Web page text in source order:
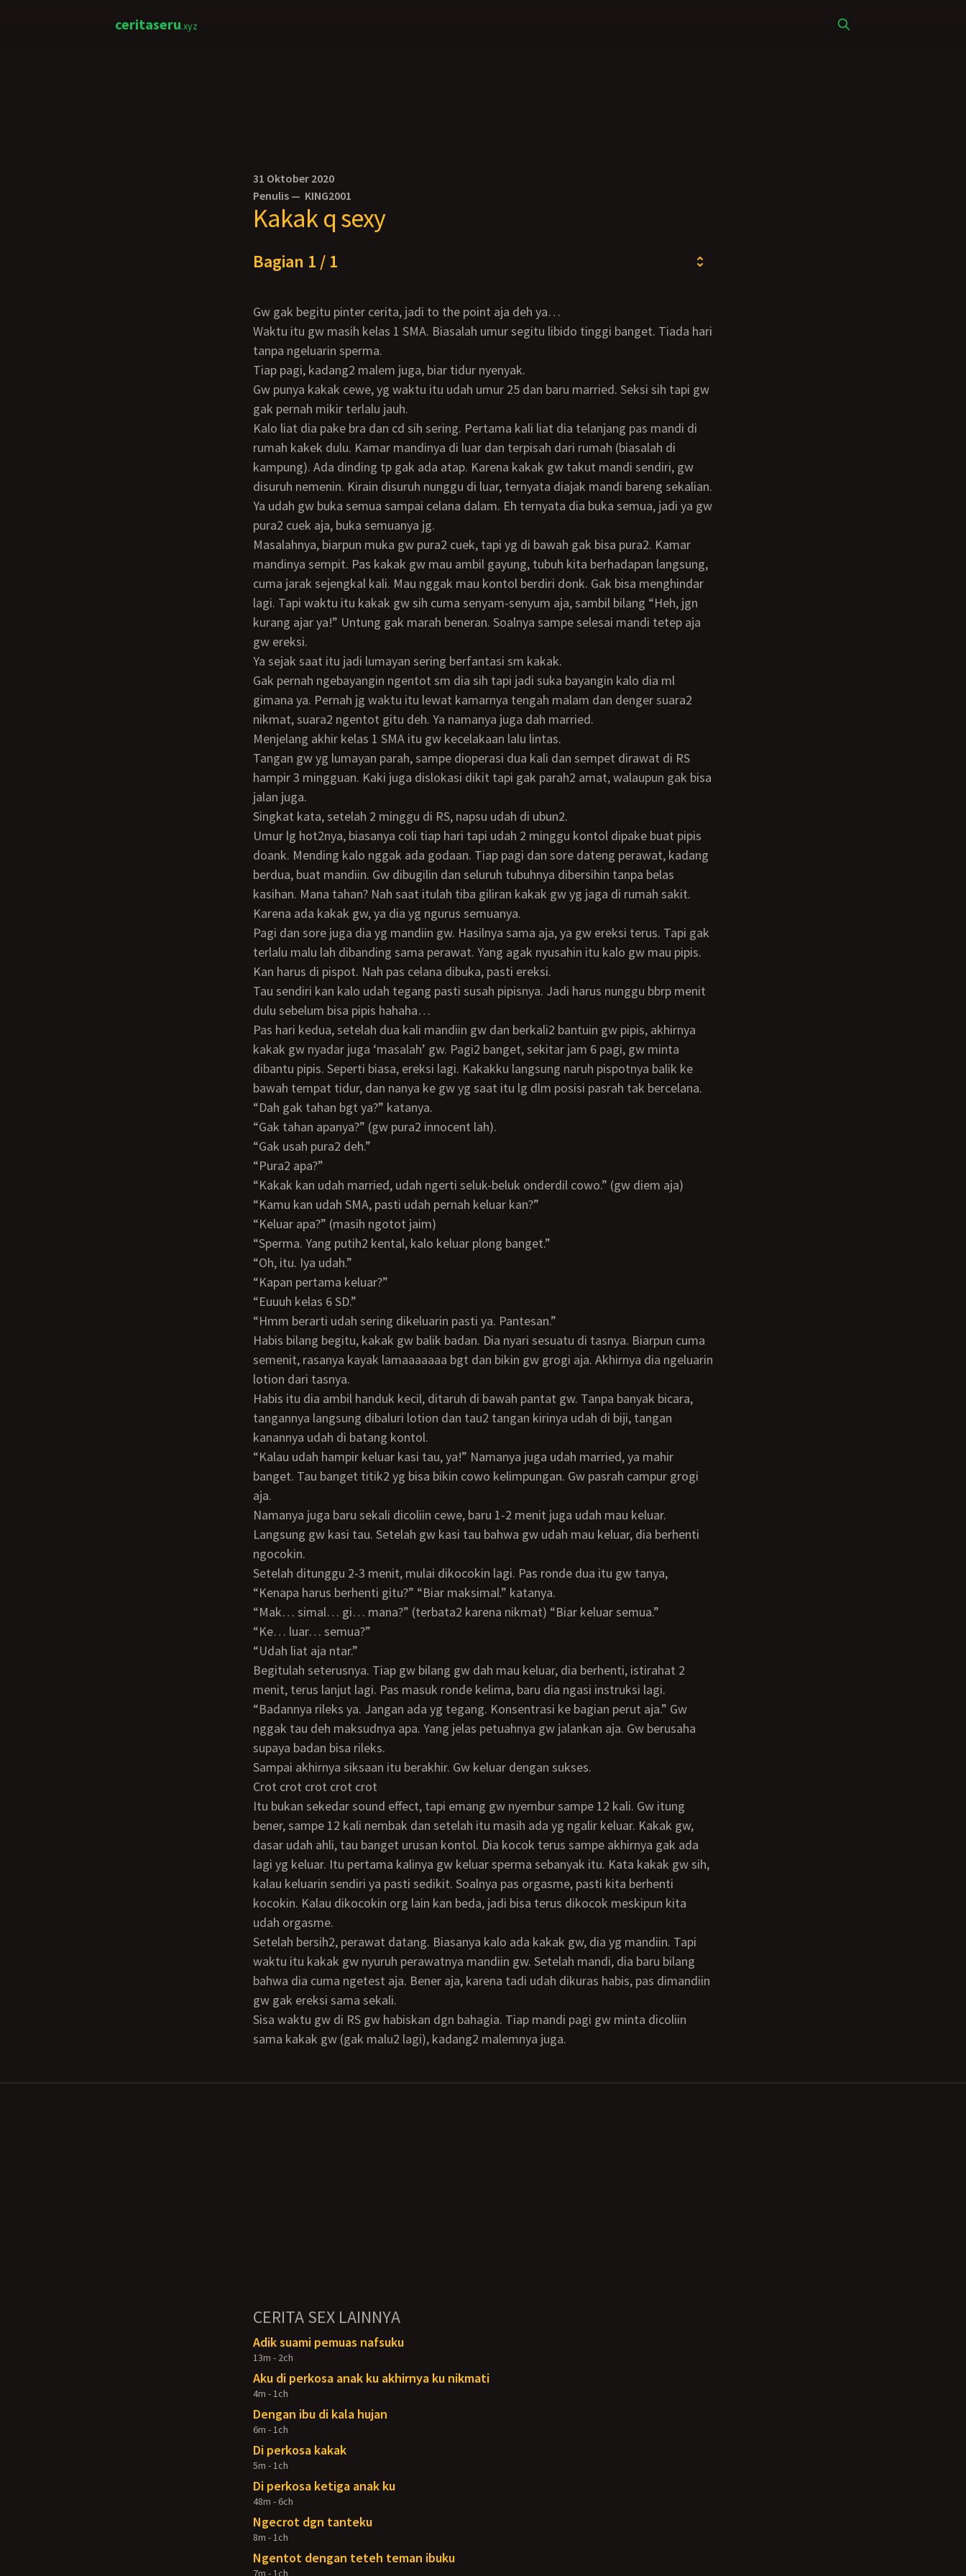
ceritaseru.xyz
31 Oktober 2020
Penulis — KING2001
Kakak q sexy
Bagian 1 / 1
Gw gak begitu pinter cerita, jadi to the point aja deh ya…
Waktu itu gw masih kelas 1 SMA. Biasalah umur segitu libido tinggi banget. Tiada hari
tanpa ngeluarin sperma.
Tiap pagi, kadang2 malem juga, biar tidur nyenyak.
Gw punya kakak cewe, yg waktu itu udah umur 25 dan baru married. Seksi sih tapi gw
gak pernah mikir terlalu jauh.
Kalo liat dia pake bra dan cd sih sering. Pertama kali liat dia telanjang pas mandi di
rumah kakek dulu. Kamar mandinya di luar dan terpisah dari rumah (biasalah di
kampung). Ada dinding tp gak ada atap. Karena kakak gw takut mandi sendiri, gw
disuruh nemenin. Kirain disuruh nunggu di luar, ternyata diajak mandi bareng sekalian.
Ya udah gw buka semua sampai celana dalam. Eh ternyata dia buka semua, jadi ya gw
pura2 cuek aja, buka semuanya jg.
Masalahnya, biarpun muka gw pura2 cuek, tapi yg di bawah gak bisa pura2. Kamar
mandinya sempit. Pas kakak gw mau ambil gayung, tubuh kita berhadapan langsung,
cuma jarak sejengkal kali. Mau nggak mau kontol berdiri donk. Gak bisa menghindar
lagi. Tapi waktu itu kakak gw sih cuma senyam-senyum aja, sambil bilang “Heh, jgn
kurang ajar ya!” Untung gak marah beneran. Soalnya sampe selesai mandi tetep aja
gw ereksi.
Ya sejak saat itu jadi lumayan sering berfantasi sm kakak.
Gak pernah ngebayangin ngentot sm dia sih tapi jadi suka bayangin kalo dia ml
gimana ya. Pernah jg waktu itu lewat kamarnya tengah malam dan denger suara2
nikmat, suara2 ngentot gitu deh. Ya namanya juga dah married.
Menjelang akhir kelas 1 SMA itu gw kecelakaan lalu lintas.
Tangan gw yg lumayan parah, sampe dioperasi dua kali dan sempet dirawat di RS
hampir 3 mingguan. Kaki juga dislokasi dikit tapi gak parah2 amat, walaupun gak bisa
jalan juga.
Singkat kata, setelah 2 minggu di RS, napsu udah di ubun2.
Umur lg hot2nya, biasanya coli tiap hari tapi udah 2 minggu kontol dipake buat pipis
doank. Mending kalo nggak ada godaan. Tiap pagi dan sore dateng perawat, kadang
berdua, buat mandiin. Gw dibugilin dan seluruh tubuhnya dibersihin tanpa belas
kasihan. Mana tahan? Nah saat itulah tiba giliran kakak gw yg jaga di rumah sakit.
Karena ada kakak gw, ya dia yg ngurus semuanya.
Pagi dan sore juga dia yg mandiin gw. Hasilnya sama aja, ya gw ereksi terus. Tapi gak
terlalu malu lah dibanding sama perawat. Yang agak nyusahin itu kalo gw mau pipis.
Kan harus di pispot. Nah pas celana dibuka, pasti ereksi.
Tau sendiri kan kalo udah tegang pasti susah pipisnya. Jadi harus nunggu bbrp menit
dulu sebelum bisa pipis hahaha…
Pas hari kedua, setelah dua kali mandiin gw dan berkali2 bantuin gw pipis, akhirnya
kakak gw nyadar juga ‘masalah’ gw. Pagi2 banget, sekitar jam 6 pagi, gw minta
dibantu pipis. Seperti biasa, ereksi lagi. Kakakku langsung naruh pispotnya balik ke
bawah tempat tidur, dan nanya ke gw yg saat itu lg dlm posisi pasrah tak bercelana.
“Dah gak tahan bgt ya?” katanya.
“Gak tahan apanya?” (gw pura2 innocent lah).
“Gak usah pura2 deh.”
“Pura2 apa?”
“Kakak kan udah married, udah ngerti seluk-beluk onderdil cowo.” (gw diem aja)
“Kamu kan udah SMA, pasti udah pernah keluar kan?”
“Keluar apa?” (masih ngotot jaim)
“Sperma. Yang putih2 kental, kalo keluar plong banget.”
“Oh, itu. Iya udah.”
“Kapan pertama keluar?”
“Euuuh kelas 6 SD.”
“Hmm berarti udah sering dikeluarin pasti ya. Pantesan.”
Habis bilang begitu, kakak gw balik badan. Dia nyari sesuatu di tasnya. Biarpun cuma
semenit, rasanya kayak lamaaaaaaa bgt dan bikin gw grogi aja. Akhirnya dia ngeluarin
lotion dari tasnya.
Habis itu dia ambil handuk kecil, ditaruh di bawah pantat gw. Tanpa banyak bicara,
tangannya langsung dibaluri lotion dan tau2 tangan kirinya udah di biji, tangan
kanannya udah di batang kontol.
“Kalau udah hampir keluar kasi tau, ya!” Namanya juga udah married, ya mahir
banget. Tau banget titik2 yg bisa bikin cowo kelimpungan. Gw pasrah campur grogi
aja.
Namanya juga baru sekali dicoliin cewe, baru 1-2 menit juga udah mau keluar.
Langsung gw kasi tau. Setelah gw kasi tau bahwa gw udah mau keluar, dia berhenti
ngocokin.
Setelah ditunggu 2-3 menit, mulai dikocokin lagi. Pas ronde dua itu gw tanya,
“Kenapa harus berhenti gitu?” “Biar maksimal.” katanya.
“Mak… simal… gi… mana?” (terbata2 karena nikmat) “Biar keluar semua.”
“Ke… luar… semua?”
“Udah liat aja ntar.”
Begitulah seterusnya. Tiap gw bilang gw dah mau keluar, dia berhenti, istirahat 2
menit, terus lanjut lagi. Pas masuk ronde kelima, baru dia ngasi instruksi lagi.
“Badannya rileks ya. Jangan ada yg tegang. Konsentrasi ke bagian perut aja.” Gw
nggak tau deh maksudnya apa. Yang jelas petuahnya gw jalankan aja. Gw berusaha
supaya badan bisa rileks.
Sampai akhirnya siksaan itu berakhir. Gw keluar dengan sukses.
Crot crot crot crot crot
Itu bukan sekedar sound effect, tapi emang gw nyembur sampe 12 kali. Gw itung
bener, sampe 12 kali nembak dan setelah itu masih ada yg ngalir keluar. Kakak gw,
dasar udah ahli, tau banget urusan kontol. Dia kocok terus sampe akhirnya gak ada
lagi yg keluar. Itu pertama kalinya gw keluar sperma sebanyak itu. Kata kakak gw sih,
kalau keluarin sendiri ya pasti sedikit. Soalnya pas orgasme, pasti kita berhenti
kocokin. Kalau dikocokin org lain kan beda, jadi bisa terus dikocok meskipun kita
udah orgasme.
Setelah bersih2, perawat datang. Biasanya kalo ada kakak gw, dia yg mandiin. Tapi
waktu itu kakak gw nyuruh perawatnya mandiin gw. Setelah mandi, dia baru bilang
bahwa dia cuma ngetest aja. Bener aja, karena tadi udah dikuras habis, pas dimandiin
gw gak ereksi sama sekali.
Sisa waktu gw di RS gw habiskan dgn bahagia. Tiap mandi pagi gw minta dicoliin
sama kakak gw (gak malu2 lagi), kadang2 malemnya juga.
CERITA SEX LAINNYA
Adik suami pemuas nafsuku
13m - 2ch
Aku di perkosa anak ku akhirnya ku nikmati
4m - 1ch
Dengan ibu di kala hujan
6m - 1ch
Di perkosa kakak
5m - 1ch
Di perkosa ketiga anak ku
48m - 6ch
Ngecrot dgn tanteku
8m - 1ch
Ngentot dengan teteh teman ibuku
7m - 1ch